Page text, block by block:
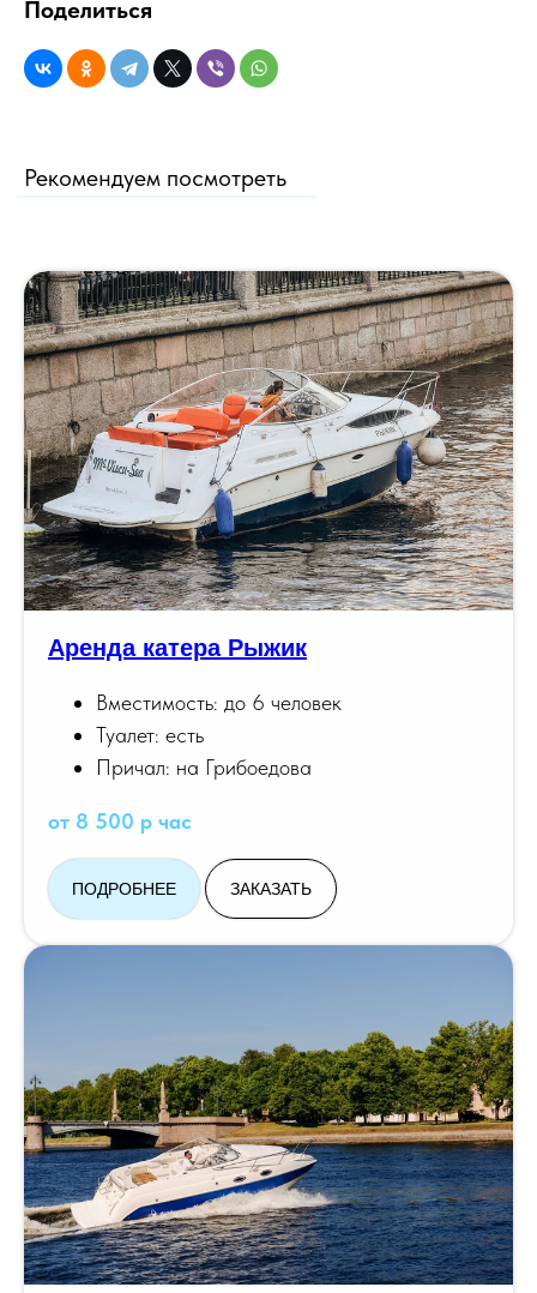
Поделиться
Рекомендуем посмотреть
Аренда катера Рыжик
Вместимость: до 6 человек
Туалет: есть
Причал: на Грибоедова
от 8 500 р час
ПОДРОБНЕЕ ЗАКАЗАТЬ